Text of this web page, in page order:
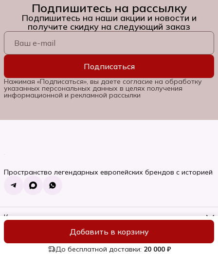
Добавить в корзину
До бесплатной доставки: 20 000 ₽
Подпишитесь на рассылку
Подпишитесь на наши акции и новости и
получите скидку на следующий заказ
Подписаться
Нажимая «Подписаться», вы даете согласие на обработку
указанных персональных данных в целях получения
информационной и рекламной рассылки
Пространство легендарных европейских брендов с историей
Контакты
Режим работы
Пн-Вс, 10:00-22:00
ИП Семяновская Ольга СергеевнаОплатаДоставкаПравила